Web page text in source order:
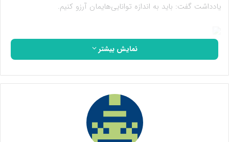
یادداشت گفت: ‌باید به اندازه توانایی‌هایمان آرزو کنیم.
نمایش بیشتر